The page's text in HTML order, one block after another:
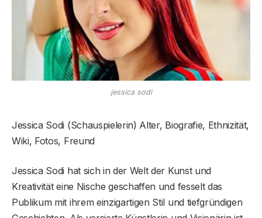
jessica sodi
Jessica Sodi (Schauspielerin) Alter, Biografie, Ethnizität,
Wiki, Fotos, Freund
Jessica Sodi hat sich in der Welt der Kunst und
Kreativität eine Nische geschaffen und fesselt das
Publikum mit ihrem einzigartigen Stil und tiefgründigen